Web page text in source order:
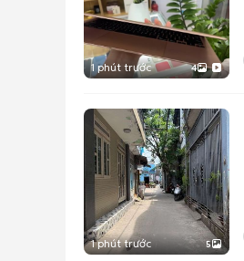
1 phút trước 4
1 phút trước 5